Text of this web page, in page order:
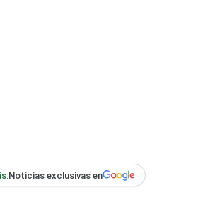
Noticias exclusivas en